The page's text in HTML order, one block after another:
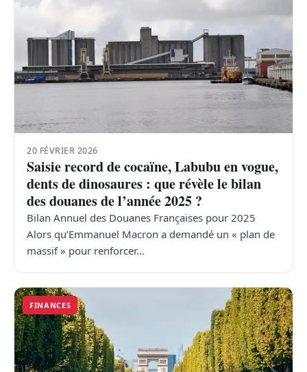
20 FÉVRIER 2026
Saisie record de cocaïne, Labubu en vogue,
dents de dinosaures : que révèle le bilan
des douanes de l’année 2025 ?
Bilan Annuel des Douanes Françaises pour 2025
Alors qu’Emmanuel Macron a demandé un « plan de
massif » pour renforcer…
FINANCES